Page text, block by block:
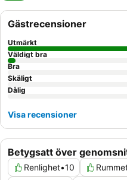
Betygsatt över
Renlighet•10
Gästrecensioner
Utmärkt
Väldigt bra
Bra
Skäligt
Dålig
Visa recensioner